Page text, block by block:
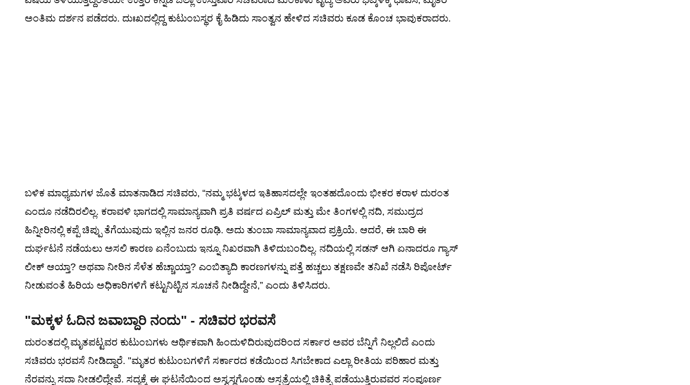
ಅಂತಿಮ ದರ್ಶನ ಪಡೆದರು. ದುಃಖದಲ್ಲಿದ್ದ ಕುಟುಂಬಸ್ಥರ ಕೈ ಹಿಡಿದು ಸಾಂತ್ವನ ಹೇಳಿದ ಸಚಿವರು ಕೂಡ ಕೊಂಚ ಭಾವುಕರಾದರು.
ಬಳಿಕ ಮಾಧ್ಯಮಗಳ ಜೊತೆ ಮಾತನಾಡಿದ ಸಚಿವರು, “ನಮ್ಮ ಭಟ್ಕಳದ ಇತಿಹಾಸದಲ್ಲೇ ಇಂತಹದೊಂದು ಭೀಕರ ಕರಾಳ ದುರಂತ
ಎಂದೂ ನಡೆದಿರಲಿಲ್ಲ. ಕರಾವಳಿ ಭಾಗದಲ್ಲಿ ಸಾಮಾನ್ಯವಾಗಿ ಪ್ರತಿ ವರ್ಷದ ಏಪ್ರಿಲ್ ಮತ್ತು ಮೇ ತಿಂಗಳಲ್ಲಿ ನದಿ, ಸಮುದ್ರದ
ಹಿನ್ನೀರಿನಲ್ಲಿ ಕಪ್ಪೆ ಚಿಪ್ಪು ತೆಗೆಯುವುದು ಇಲ್ಲಿನ ಜನರ ರೂಢಿ. ಅದು ತುಂಬಾ ಸಾಮಾನ್ಯವಾದ ಪ್ರಕ್ರಿಯೆ. ಆದರೆ, ಈ ಬಾರಿ ಈ
ದುರ್ಘಟನೆ ನಡೆಯಲು ಅಸಲಿ ಕಾರಣ ಏನೆಂಬುದು ಇನ್ನೂ ನಿಖರವಾಗಿ ತಿಳಿದುಬಂದಿಲ್ಲ. ನದಿಯಲ್ಲಿ ಸಡನ್ ಆಗಿ ಏನಾದರೂ ಗ್ಯಾಸ್
ಲೀಕ್ ಆಯ್ತಾ? ಅಥವಾ ನೀರಿನ ಸೆಳೆತ ಹೆಚ್ಚಾಯ್ತಾ? ಎಂಬಿತ್ಯಾದಿ ಕಾರಣಗಳನ್ನು ಪತ್ತೆ ಹಚ್ಚಲು ತಕ್ಷಣವೇ ತನಿಖೆ ನಡೆಸಿ ರಿಪೋರ್ಟ್
ನೀಡುವಂತೆ ಹಿರಿಯ ಅಧಿಕಾರಿಗಳಿಗೆ ಕಟ್ಟುನಿಟ್ಟಿನ ಸೂಚನೆ ನೀಡಿದ್ದೇನೆ,” ಎಂದು ತಿಳಿಸಿದರು.
"ಮಕ್ಕಳ ಓದಿನ ಜವಾಬ್ದಾರಿ ನಂದು" - ಸಚಿವರ ಭರವಸೆ
ದುರಂತದಲ್ಲಿ ಮೃತಪಟ್ಟವರ ಕುಟುಂಬಗಳು ಆರ್ಥಿಕವಾಗಿ ಹಿಂದುಳಿದಿರುವುದರಿಂದ ಸರ್ಕಾರ ಅವರ ಬೆನ್ನಿಗೆ ನಿಲ್ಲಲಿದೆ ಎಂದು
ಸಚಿವರು ಭರವಸೆ ನೀಡಿದ್ದಾರೆ. "ಮೃತರ ಕುಟುಂಬಗಳಿಗೆ ಸರ್ಕಾರದ ಕಡೆಯಿಂದ ಸಿಗಬೇಕಾದ ಎಲ್ಲಾ ರೀತಿಯ ಪರಿಹಾರ ಮತ್ತು
ನೆರವನ್ನು ಸದಾ ನೀಡಲಿದ್ದೇವೆ. ಸದ್ಯಕ್ಕೆ ಈ ಘಟನೆಯಿಂದ ಅಸ್ವಸ್ಥಗೊಂಡು ಆಸ್ಪತ್ರೆಯಲ್ಲಿ ಚಿಕಿತ್ಸೆ ಪಡೆಯುತ್ತಿರುವವರ ಸಂಪೂರ್ಣ